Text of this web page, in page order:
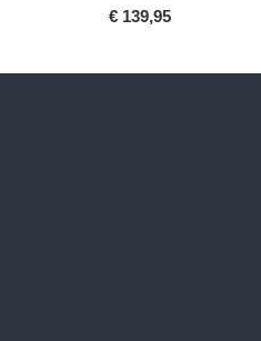
€ 139,95